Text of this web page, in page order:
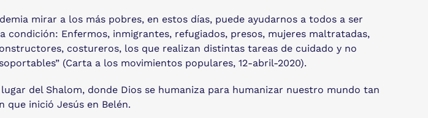
mirar a los más pobres, en estos días, puede ayudarnos a todos a ser
Enfermos, inmigrantes, refugiados, presos, mujeres maltratadas,
costureros, los que realizan distintas tareas de cuidado y no
(Carta a los movimientos populares, 12-abril-2020).
del Shalom, donde Dios se humaniza para humanizar nuestro mundo tan
que inició Jesús en Belén.